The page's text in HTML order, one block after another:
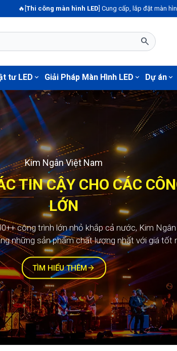
màn hình LED] Cung cấp, lắp đặt màn hình led P4.81
search
tư LED expand_more Giải Pháp Màn Hình LED expand_more Dự án expand_more
Màn hình LED123
TÁC TIN CẬY CHO
TRÌNH LỚN
công trình lớn nhỏ khắp cả nước, Kim
những sản phẩm chất lượng nhất với giá tốt
TÌM HIỂU THÊM